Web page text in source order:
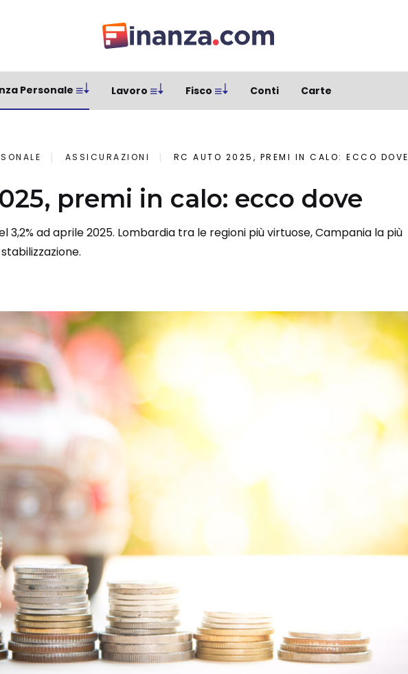
Personale Lavoro Fisco Conti Carte
ASSICURAZIONI RC AUTO 2025, PREMI IN CALO: ECCO DOVE
premi in calo: ecco dove
3,2% ad aprile 2025. Lombardia tra le regioni più virtuose, Campania la più